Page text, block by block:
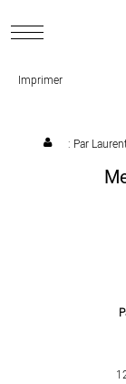
Imprimer
: Par